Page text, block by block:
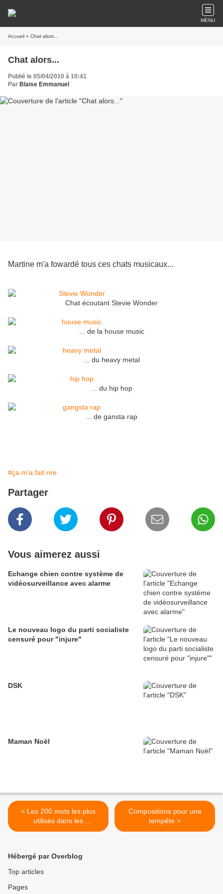
MENU
Accueil » Chat alors...
Chat alors...
Publié le 05/04/2010 à 10:41
Par Blaise Emmanuel
Martine m'a fowardé tous ces chats musicaux...
Chat écoutant Stevie Wonder
... de la house music
... du heavy metal
... du hip hop
... de gansta rap
#ça m'a fait rire
Partager
Vous aimerez aussi
Echange chien contre système de
vidéosurveillance avec alarme
Le nouveau logo du parti socialiste
censuré pour "injure"
DSK
Maman Noël
< Les 200 mots les plus
utilisés dans les
constitutions française et
Compositions pour une
tempête >
Hébergé par Overblog
Top articles
Pages